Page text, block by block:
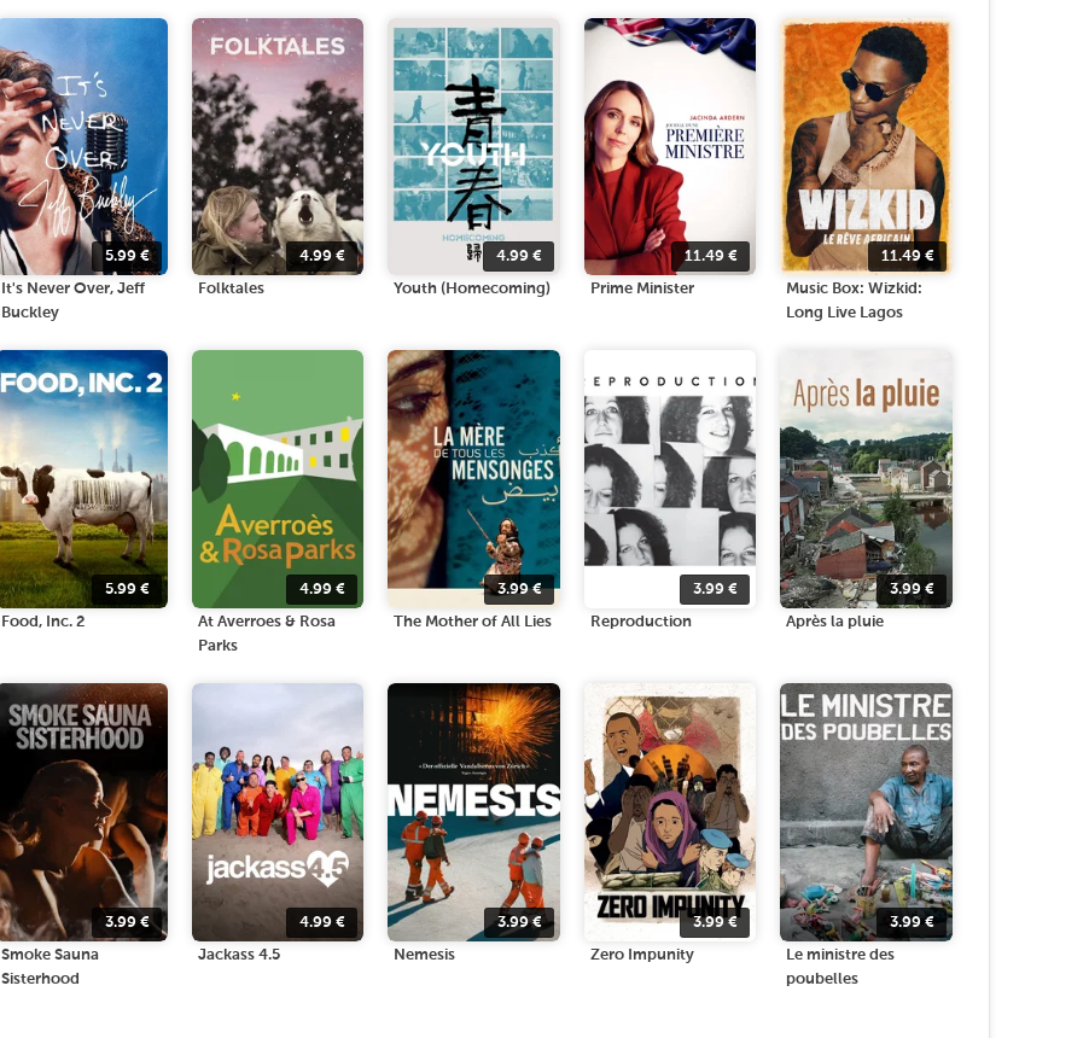
5.99€
It's Never Over, Jeff
Buckley
4.99 €
Folktales
4.99€
Youth (Homecoming)
11.49 €
Prime Minister
11.49€
Music Box: Wizkid:
Long Live Lagos
5.99€
Food, Inc. 2
4.99 €
At Averroes & Rosa
Parks
3.99€
The Mother of All Lies
3.99 €
Reproduction
3.99€
Après la pluie
3.99€
Smoke Sauna
Sisterhood
4.99 €
Jackass 4.5
3.99€
Nemesis
3.99€
Zero Impunity
3.99€
Le ministre des
poubelles